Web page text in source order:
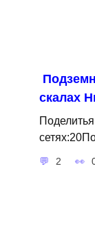
скалах
2